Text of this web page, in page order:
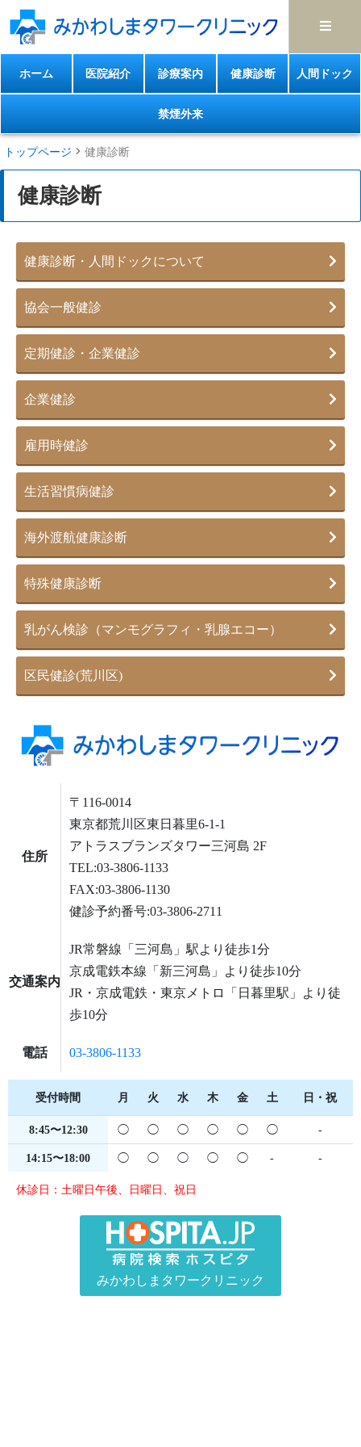
ホーム 医院紹介 診療案内 健康診断 人間ドック
禁煙外来
トップページ 健康診断
健康診断
健康診断・人間ドックについて
協会一般健診
定期健診・企業健診
企業健診
雇用時健診
生活習慣病健診
海外渡航健康診断
特殊健康診断
乳がん検診（マンモグラフィ・乳腺エコー）
区民健診(荒川区)
住所
〒116-0014
東京都荒川区東日暮里6-1-1
アトラスブランズタワー三河島 2F
TEL:03-3806-1133
FAX:03-3806-1130
健診予約番号:03-3806-2711
交通案内
JR常磐線「三河島」駅より徒歩1分
京成電鉄本線「新三河島」より徒歩10分
JR・京成電鉄・東京メトロ「日暮里駅」より徒
歩10分
電話 03-3806-1133
受付時間 月 火 水 木 金 土 日・祝
8:45〜12:30 ◯ ◯ ◯ ◯ ◯ ◯ -
14:15〜18:00 ◯ ◯ ◯ ◯ ◯ - -
休診日：土曜日午後、日曜日、祝日
みかわしまタワークリニック